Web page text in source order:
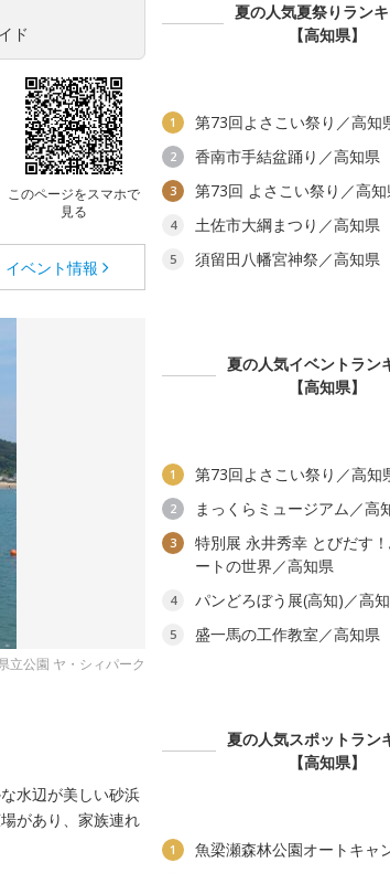
ド
このページをスマホで
見る
イベント情報
立公園 ヤ・シィパーク
水辺が美しい砂浜
があり、家族連れ
夏の人気夏祭りラン
【高知県】
1 第73回よさこい祭り／高知
2 香南市手結盆踊り／高知県
3 第73回 よさこい祭り／高
4 土佐市大綱まつり／高知県
5
須留田八幡宮神祭／高知県
夏の人気イベントラン
【高知県】
1 第73回よさこい祭り／高知
2 まっくらミュージアム／高
3
特別展 永井秀幸 とびだす
ートの世界／高知県
4 パンどろぼう展(高知)／高
5
盛一馬の工作教室／高知県
夏の人気スポットラン
【高知県】
1 魚梁瀬森林公園オートキャ